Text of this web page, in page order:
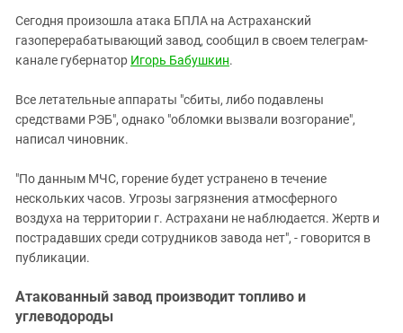
Сегодня произошла атака БПЛА на Астраханский
газоперерабатывающий завод, сообщил в своем телеграм-
канале губернатор Игорь Бабушкин.
Все летательные аппараты "сбиты, либо подавлены
средствами РЭБ", однако "обломки вызвали возгорание",
написал чиновник.
"По данным МЧС, горение будет устранено в течение
нескольких часов. Угрозы загрязнения атмосферного
воздуха на территории г. Астрахани не наблюдается. Жертв и
пострадавших среди сотрудников завода нет", - говорится в
публикации.
Атакованный завод производит топливо и
углеводороды